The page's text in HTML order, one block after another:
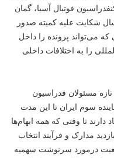
فوتبال آسیا، گمان
شکایت علیه کمیته صدور
که می‌تواند پرونده را داخل
را به اختلافات داخلی
مسئولان فدراسیون
سوم ایران تا این مدت
تا وقتی که همه ابهام‌ها
مدارک و فرآیند انتخاب
درمورد سرنوشت سهمیه